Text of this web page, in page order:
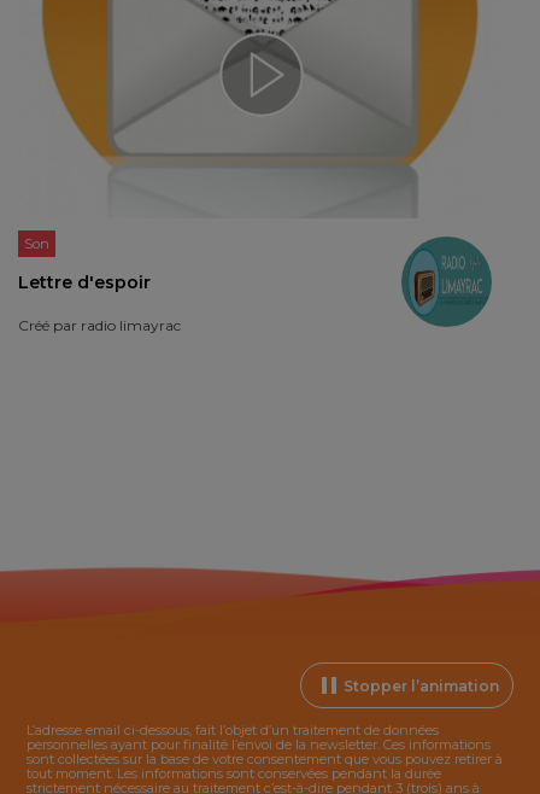
Son
Lettre d'espoir
Créé par radio limayrac
Stopper l’animation
L’adresse email ci-dessous, fait l’objet d’un traitement de données
personnelles ayant pour finalité l’envoi de la newsletter. Ces informations
sont collectées sur la base de votre consentement que vous pouvez retirer à
tout moment. Les informations sont conservées pendant la durée
strictement nécessaire au traitement c’est-à-dire pendant 3 (trois) ans à